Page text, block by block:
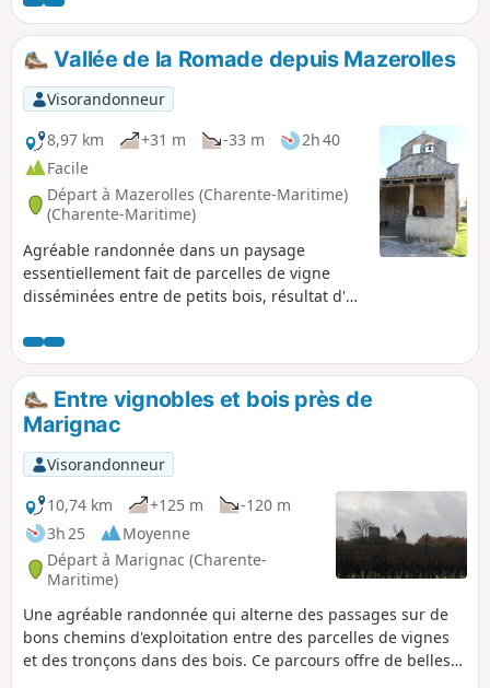
Vallée de la Romade depuis Mazerolles
Visorandonneur
8,97 km
+31 m -33 m
2h 40
Facile
Départ à Mazerolles (Charente-Maritime)
(Charente-Maritime)
Agréable randonnée dans un paysage
essentiellement fait de parcelles de vigne
disséminées entre de petits bois, résultat d'un
découvrir une portion du GR®®360 - GRP®®
de Saintonge. À ces aspects très "nature",
s'ajoutent de beaux exemples du patrimoine
bâti.Entre vignobles et bois près de
Marignac
Visorandonneur
10,74 km
+125 m
-120 m
3h 25
Moyenne
Départ à Marignac (Charente-
Maritime)
Une agréable randonnée qui alterne des passages sur de
bons chemins d'exploitation entre des parcelles de vignes
et des tronçons dans des bois. Ce parcours offre de belles